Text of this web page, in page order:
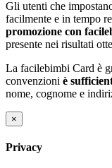
Gli utenti che
facilmente e in tempo
promozione con
presente nei risultati
La facilebimbi Card è
convenzioni è
nome, cognome e
×
Privacy